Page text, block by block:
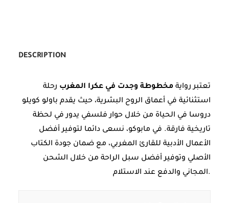
DESCRIPTION
تعتبر رواية مخطوطة وجدت في عكرا المغرب رحلة
استثنائية في أعماق الروح البشرية، حيث يقدم باولو كويلو
دروسا في الحياة من خلال حوار فلسفي يدور في لحظة
تاريخية فارقة. في مابوكو، نسعى دائما لتوفير أفضل
الأعمال الأدبية للقارئ المغربي، مع ضمان جودة الكتاب
الأصلي وتوفير أفضل سبل الراحة من خلال الشحن
المجاني والدفع عند الاستلام.